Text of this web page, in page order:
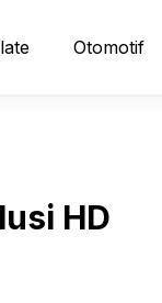
Otomotif
HD